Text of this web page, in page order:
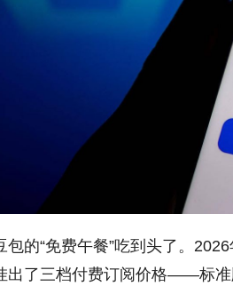
包的“免费午餐”吃到头了。
出了三档付费订阅价格——标准